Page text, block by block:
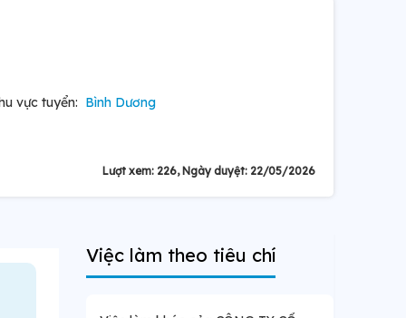
vực tuyển: Bình Dương
Lượt xem: 226, Ngày duyệt: 22/05/2026
Việc làm theo tiêu chí